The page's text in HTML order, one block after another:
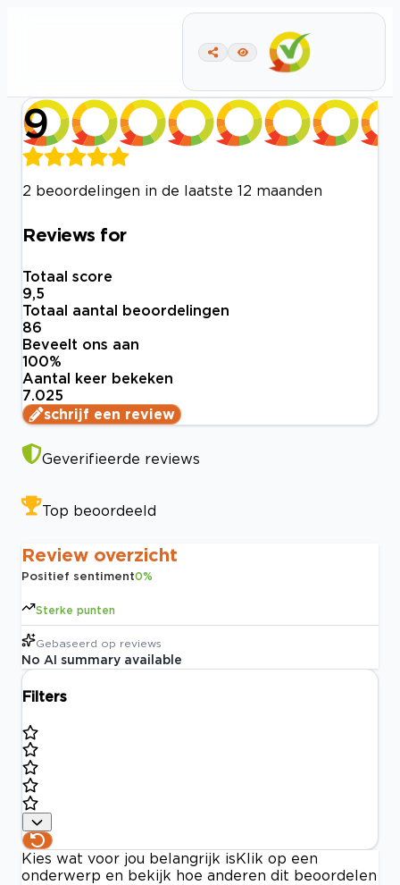
9
2 beoordelingen in de laatste 12 maanden
Reviews for
Totaal score
9,5
Totaal aantal beoordelingen
86
Beveelt ons aan
100%
Aantal keer bekeken
7.025
schrijf een review
Geverifieerde reviews
Top beoordeeld
Review overzicht
Positief sentiment0%
Sterke punten
Gebaseerd op reviews
No AI summary available
Filters
Kies wat voor jou belangrijk is Klik op een
onderwerp en bekijk hoe anderen dit beoordelen